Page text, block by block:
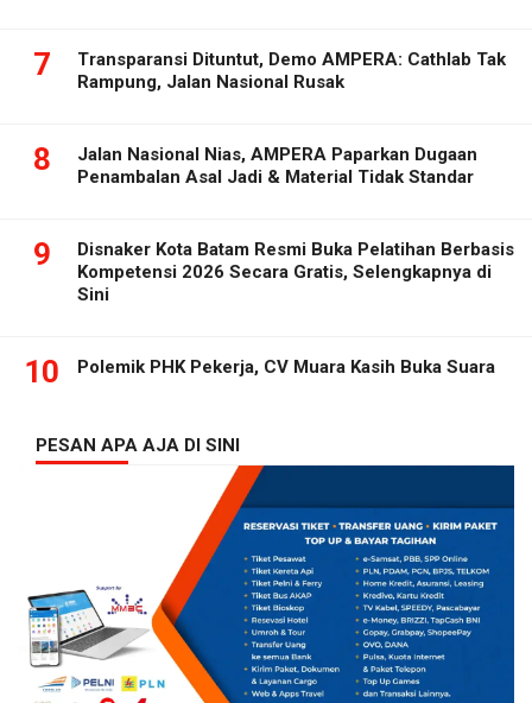
7
Transparansi Dituntut, Demo AMPERA: Cathlab Tak
Rampung, Jalan Nasional Rusak
8
Jalan Nasional Nias, AMPERA Paparkan Dugaan
Penambalan Asal Jadi & Material Tidak Standar
9
Disnaker Kota Batam Resmi Buka Pelatihan Berbasis
Kompetensi 2026 Secara Gratis, Selengkapnya di
Sini
10 Polemik PHK Pekerja, CV Muara Kasih Buka Suara
PESAN APA AJA DI SINI